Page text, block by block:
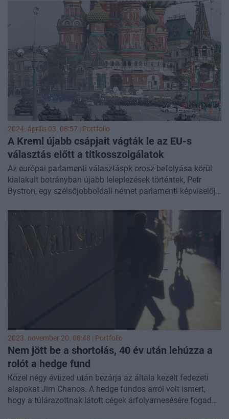
az ukrajnai háború során fogták el, és a kínai hadsereg
érdeklődött irántuk – ismertette a Financial Times
2024. április 03. 08:57 | Portfolio
A Kreml újabb csápjait vágták le az EU-s
választás előtt a titkosszolgálatok
Az európai parlamenti választáspk orosz befolyása körül
kialakult botrányban újabb leleplezések történtek, Petr
Bystron, egy szélsőjobboldali német parlamenti képviselője
kenőpénzeket fogadott el. Ezen kívül kiderült, hogy a
Wirecard-főnök is segíthette az oroszokat a politikusok
megvesztegetésében.
2023. november 20. 08:48 | Portfolio
Nem jött be a shortolás, 40 év után lehúzza a
rolót a hedge fund
Közel négy évtized után bezárja az általa kezelt fedezeti
alapokat Jim Chanos. A hedge fundos arról volt ismert,
hogy a túlárazottnak látott cégek árfolyamesésére fogadott